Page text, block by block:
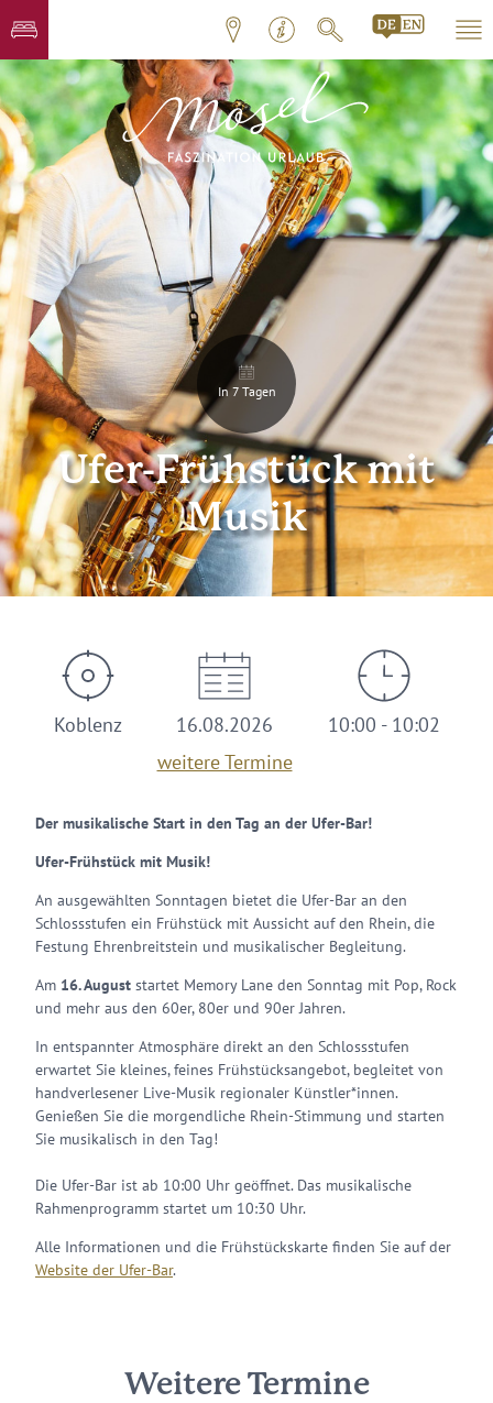
In 7 Tagen
Ufer-Frühstück mit
Musik
Koblenz
16.08.2026
weitere Termine
10:00 - 10:02
Der musikalische Start in den Tag an der Ufer-Bar!
Ufer-Frühstück mit Musik!
An ausgewählten Sonntagen bietet die Ufer-Bar an den
Schlossstufen ein Frühstück mit Aussicht auf den Rhein, die
Festung Ehrenbreitstein und musikalischer Begleitung.
Am 16. August startet Memory Lane den Sonntag mit Pop, Rock
und mehr aus den 60er, 80er und 90er Jahren.
In entspannter Atmosphäre direkt an den Schlossstufen
erwartet Sie kleines, feines Frühstücksangebot, begleitet von
handverlesener Live-Musik regionaler Künstler*innen.
Genießen Sie die morgendliche Rhein-Stimmung und starten
Sie musikalisch in den Tag!
Die Ufer-Bar ist ab 10:00 Uhr geöffnet. Das musikalische
Rahmenprogramm startet um 10:30 Uhr.
Alle Informationen und die Frühstückskarte finden Sie auf der
Website der Ufer-Bar.
Weitere Termine